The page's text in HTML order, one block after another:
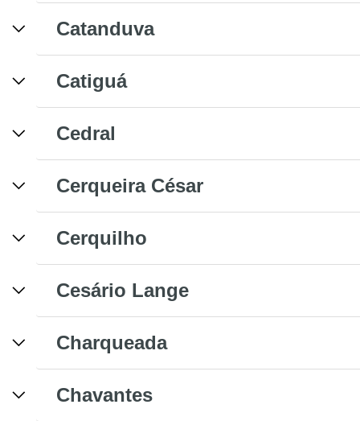
Catanduva
Catiguá
Cedral
Cerqueira César
Cerquilho
Cesário Lange
Charqueada
Chavantes